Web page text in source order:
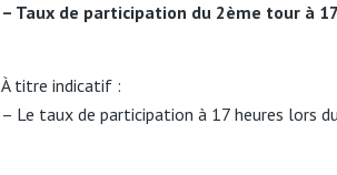
– Taux de participation du 2ème tour à
À titre indicatif :
– Le taux de participation à 17 heures lors